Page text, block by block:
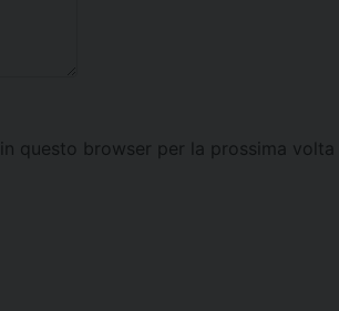
questo browser per la prossima